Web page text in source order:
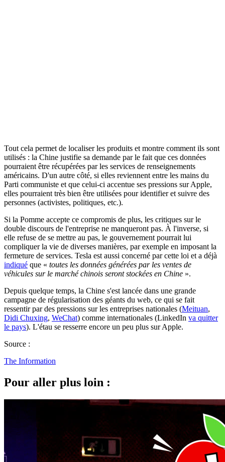
Tout cela permet de localiser les produits et montre comment ils sont
utilisés : la Chine justifie sa demande par le fait que ces données
pourraient être récupérées par les services de renseignements
américains. D'un autre côté, si elles reviennent entre les mains du
Parti communiste et que celui-ci accentue ses pressions sur Apple,
elles pourraient très bien être utilisées pour identifier et suivre des
personnes (activistes, politiques, etc.).
Si la Pomme accepte ce compromis de plus, les critiques sur le
double discours de l'entreprise ne manqueront pas. À l'inverse, si
elle refuse de se mettre au pas, le gouvernement pourrait lui
compliquer la vie de diverses manières, par exemple en imposant la
fermeture de services. Tesla est aussi concerné par cette loi et a déjà
indiqué que « toutes les données générées par les ventes de
véhicules sur le marché chinois seront stockées en Chine ».
Depuis quelque temps, la Chine s'est lancée dans une grande
campagne de régularisation des géants du web, ce qui se fait
ressentir par des pressions sur les entreprises nationales (Meituan,
Didi Chuxing, WeChat) comme internationales (LinkedIn va quitter
le pays). L'étau se resserre encore un peu plus sur Apple.
Source :
The Information
Pour aller plus loin :